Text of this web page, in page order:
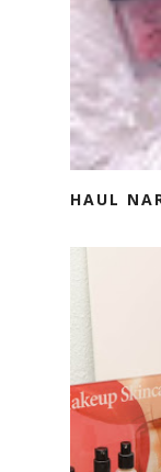
HAUL